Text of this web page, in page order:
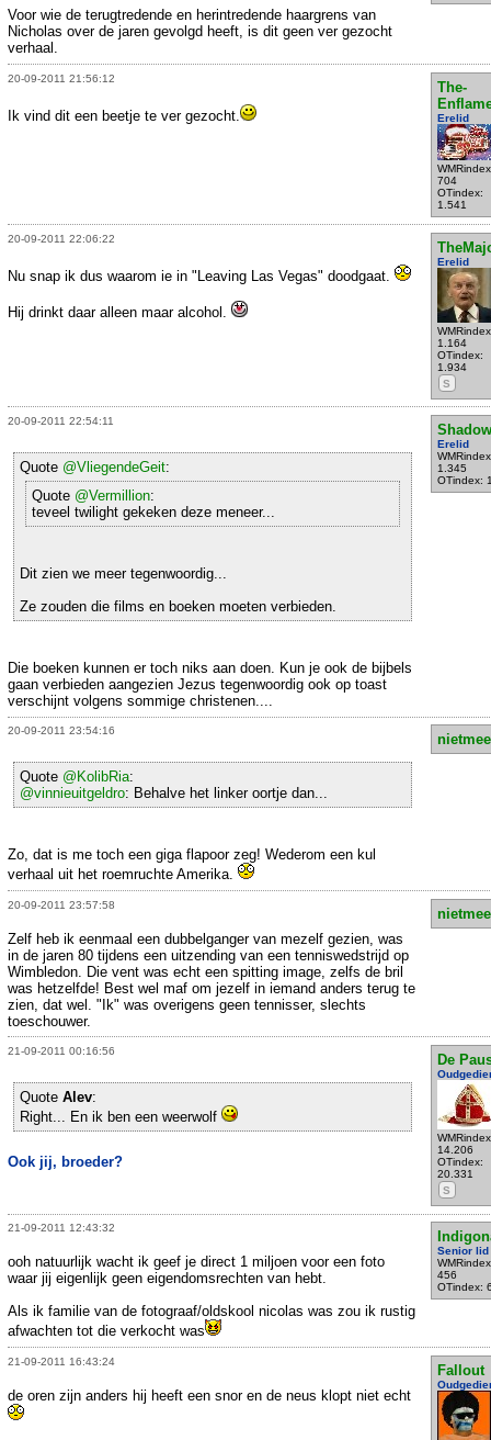
Voor wie de terugtredende en herintredende haargrens van
Nicholas over de jaren gevolgd heeft, is dit geen ver gezocht
verhaal.
20-09-2011 21:56:12
The-
Erelid
704
OTindex:
1.541
Ik vind dit een beetje te ver gezocht.
20-09-2011 22:06:22
Erelid
1.164
OTindex:
1.934
S
Nu snap ik dus waarom ie in "Leaving Las Vegas" doodgaat.
Hij drinkt daar alleen maar alcohol.
20-09-2011 22:54:11
Erelid
1.345
OTindex:
Quote @VliegendeGeit:
Quote @Vermillion:
teveel twilight gekeken deze meneer...
Dit zien we meer tegenwoordig...
Ze zouden die films en boeken moeten verbieden.
Die boeken kunnen er toch niks aan doen. Kun je ook de bijbels
gaan verbieden aangezien Jezus tegenwoordig ook op toast
verschijnt volgens sommige christenen....
20-09-2011 23:54:16
Quote @KolibRia:
@vinnieuitgeldro: Behalve het linker oortje dan...
Zo, dat is me toch een giga flapoor zeg! Wederom een kul
verhaal uit het roemruchte Amerika.
20-09-2011 23:57:58
Zelf heb ik eenmaal een dubbelganger van mezelf gezien, was
in de jaren 80 tijdens een uitzending van een tenniswedstrijd op
Wimbledon. Die vent was echt een spitting image, zelfs de bril
was hetzelfde! Best wel maf om jezelf in iemand anders terug te
zien, dat wel. "Ik" was overigens geen tennisser, slechts
toeschouwer.
21-09-2011 00:16:56
De
14.206
OTindex:
20.331
S
Quote Alev:
Right... En ik ben een weerwolf
Ook jij, broeder?
21-09-2011 12:43:32
Senior lid
456
OTindex:
ooh natuurlijk wacht ik geef je direct 1 miljoen voor een foto
waar jij eigenlijk geen eigendomsrechten van hebt.
Als ik familie van de fotograaf/oldskool nicolas was zou ik rustig
afwachten tot die verkocht was
21-09-2011 16:43:24
Fallout
de oren zijn anders hij heeft een snor en de neus klopt niet echt